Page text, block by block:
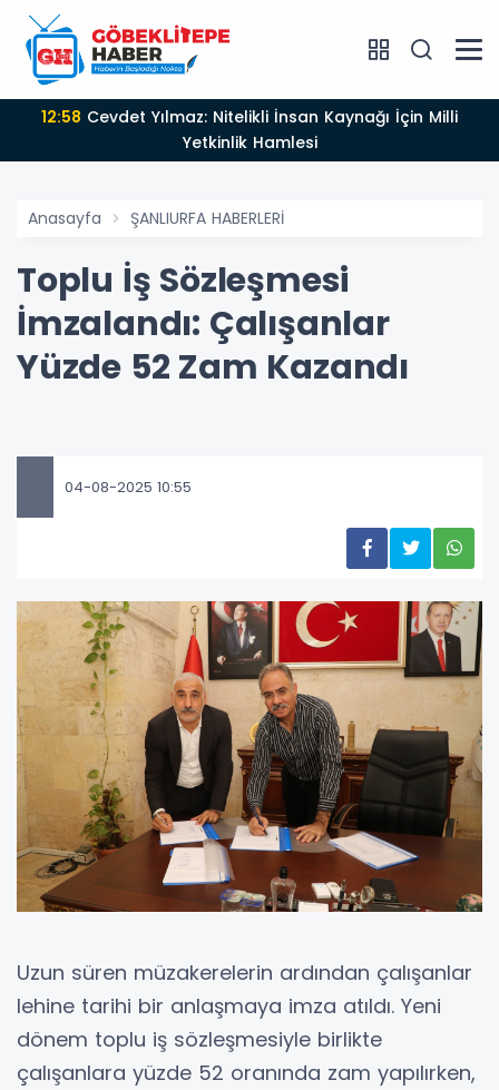
12:58
Yetkinlik Hamlesi
Anasayfa ŞANLIURFA HABERLERİ
Toplu İş Sözleşmesi
İmzalandı: Çalışanlar
Yüzde 52 Zam Kazandı
04-08-2025 10:55
Uzun süren müzakerelerin ardından çalışanlar
lehine tarihi bir anlaşmaya imza atıldı. Yeni
dönem toplu iş sözleşmesiyle birlikte
çalışanlara yüzde 52 oranında zam yapılırken,